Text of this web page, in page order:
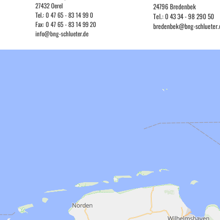
27432 Oerel
Tel.: 0 47 65 - 83 14 99 0
Fax: 0 47 65 - 83 14 99 20
info@bng-schlueter.de
24796 Bredenbek
Tel.: 0 43 34 - 98 290 50
bredenbek@bng-